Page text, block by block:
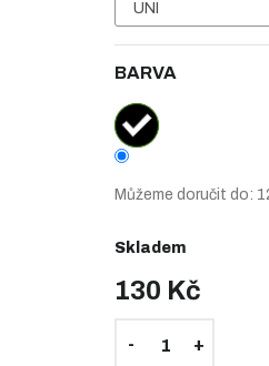
130 Kč
Skladem
BARVA
Můžeme doručit do: